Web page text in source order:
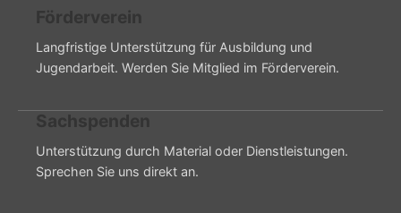
Förderverein
Langfristige Unterstützung für Ausbildung und
Jugendarbeit. Werden Sie Mitglied im Förderverein.
Sachspenden
Unterstützung durch Material oder Dienstleistungen.
Sprechen Sie uns direkt an.